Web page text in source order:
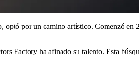
por un camino artístico. Comenzó en
Factory ha afinado su talento. Esta